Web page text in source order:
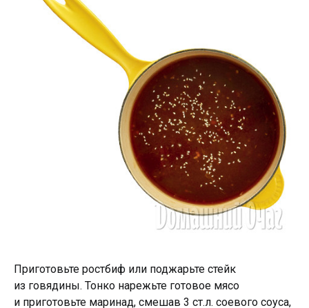
Приготовьте ростбиф или поджарьте стейк
из говядины. Тонко нарежьте готовое мясо
и приготовьте маринад, смешав 3 ст.л. соевого соуса,